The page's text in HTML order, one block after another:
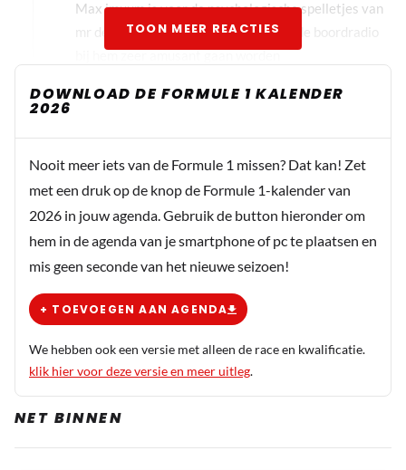
Max imuum is voor de psychologische spelletjes van
mr de Diva zullen de klaagzangen via de boordradio
bij hem zeer amusant gaan worden
boordradio van Lewis. Geen power of geen grip
of wat dan ook.
JWZ
6 maart 2020 12:44
Tuurlijk is Lewis goed een absoluut wereldkampioen.
Maar Max heeft wel een punt! Nooit concurrentie gehad
dat dit jaar anders wordt is dat goed voor de sport. Ben
TOON MEER REACTIES
DOWNLOAD DE FORMULE 1 KALENDER
2026
Nooit meer iets van de Formule 1 missen? Dat kan! Zet
met een druk op de knop de Formule 1-kalender van
2026 in jouw agenda. Gebruik de button hieronder om
hem in de agenda van je smartphone of pc te plaatsen en
mis geen seconde van het nieuwe seizoen!
+ TOEVOEGEN AAN AGENDA
We hebben ook een versie met alleen de race en kwalificatie.
klik hier voor deze versie en meer uitleg.
NET BINNEN